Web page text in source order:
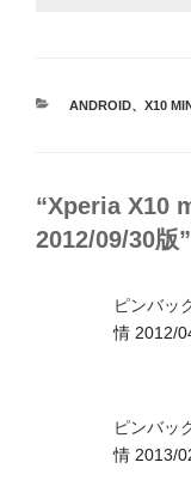
カ
ANDROID、 X10
“Xperia X10
2012/09/30版
ピンバッ
情 2012/
ピンバッ
情 2013/